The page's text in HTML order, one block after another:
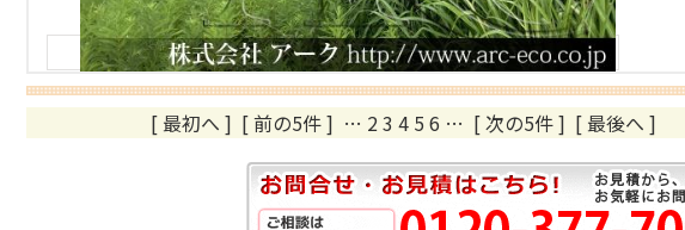
[ 最初へ ] [ 前の5件 ] … 23 4 5 6 … [ 次の5件 ] [ 最後へ ]